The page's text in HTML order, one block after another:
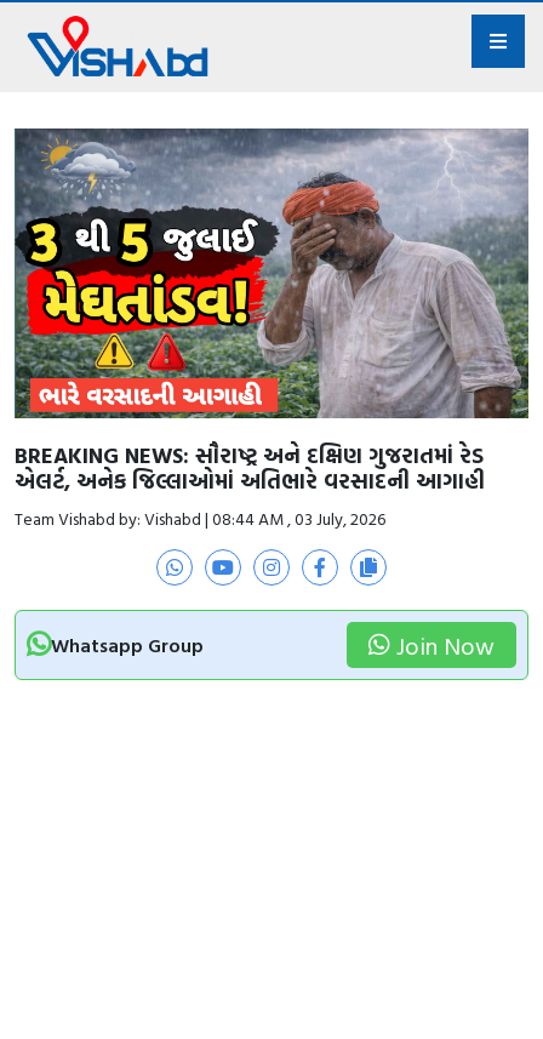
BREAKING NEWS: સૌરાષ્ટ્ર અને દક્ષિણ ગુજરાતમાં રેડ
એલર્ટ, અનેક જિલ્લાઓમાં અતિભારે વરસાદની આગાહી
Team Vishabd by: Vishabd | 08:44 AM , 03 July, 2026
Whatsapp Group Join Now